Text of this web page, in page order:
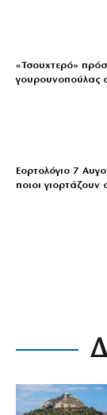
«Τσουχτερό»
γουρουνοπούλας
Εορτολόγιο 7
ποιοι γιορτάζουν